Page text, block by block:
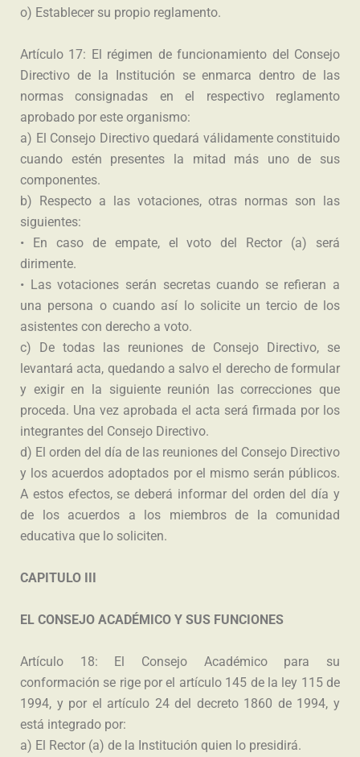
o) Establecer su propio reglamento.
Artículo 17: El régimen de funcionamiento del Consejo
Directivo de la Institución se enmarca dentro de las
normas consignadas en el respectivo reglamento
aprobado por este organismo:
a) El Consejo Directivo quedará válidamente constituido
cuando estén presentes la mitad más uno de sus
componentes.
b) Respecto a las votaciones, otras normas son las
siguientes:
• En caso de empate, el voto del Rector (a) será
dirimente.
• Las votaciones serán secretas cuando se refieran a
una persona o cuando así lo solicite un tercio de los
asistentes con derecho a voto.
c) De todas las reuniones de Consejo Directivo, se
levantará acta, quedando a salvo el derecho de formular
y exigir en la siguiente reunión las correcciones que
proceda. Una vez aprobada el acta será firmada por los
integrantes del Consejo Directivo.
d) El orden del día de las reuniones del Consejo Directivo
y los acuerdos adoptados por el mismo serán públicos.
A estos efectos, se deberá informar del orden del día y
de los acuerdos a los miembros de la comunidad
educativa que lo soliciten.
CAPITULO III
EL CONSEJO ACADÉMICO Y SUS FUNCIONES
Artículo 18: El Consejo Académico para su
conformación se rige por el artículo 145 de la ley 115 de
1994, y por el artículo 24 del decreto 1860 de 1994, y
está integrado por:
a) El Rector (a) de la Institución quien lo presidirá.